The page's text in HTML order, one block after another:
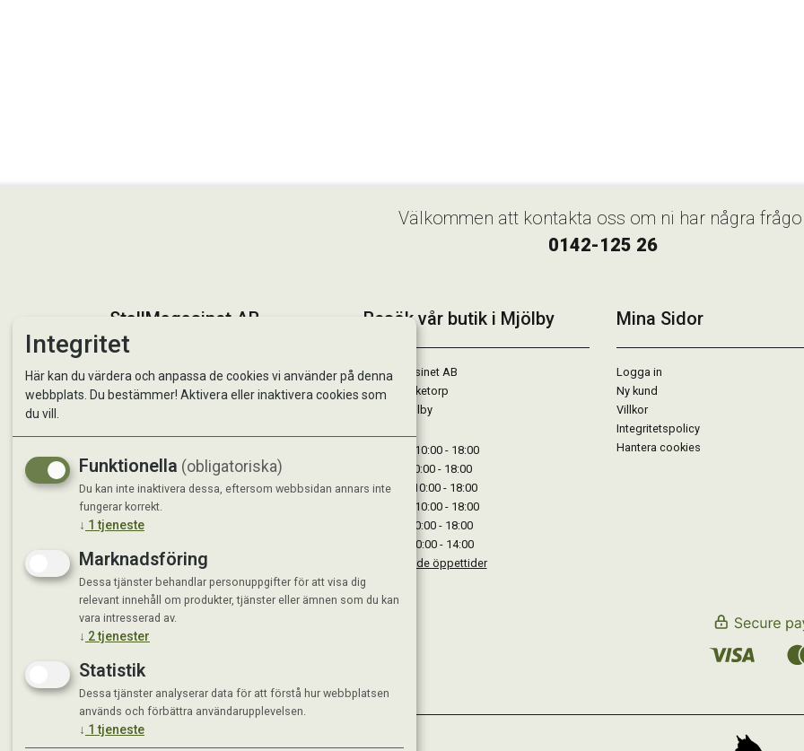
Välkommen att kontakta oss om ni har några
0142-125 26
StallMagasinet AB
Kontakta oss
Om oss
Besök vår butik i Mjölby
StallMagasinet AB
Västra Lärketorp
59595 Mjölby
Måndag : 10:00 - 18:00
Tisdag : 10:00 - 18:00
Onsdag : 10:00 - 18:00
Torsdag : 10:00 - 18:00
Fredag : 10:00 - 18:00
Lördag : 10:00 - 14:00
Se avvikande öppettider
Mina Sidor
Logga in
Ny kund
Villkor
Integritetspolicy
Hantera cookies
Integritet
Här kan du värdera och anpassa de cookies vi använder på denna
webbplats. Du bestämmer! Aktivera eller inaktivera cookies som
du vill.
Funktionella (obligatoriska)
Du kan inte inaktivera dessa, eftersom webbsidan annars inte
fungerar korrekt.
↓ 1 tjeneste
Marknadsföring
Dessa tjänster behandlar personuppgifter för att visa dig
relevant innehåll om produkter, tjänster eller ämnen som du kan
vara intresserad av.
↓ 2tjenester
Statistik
Dessa tjänster analyserar data för att förstå hur webbplatsen
används och förbättra användarupplevelsen.
↓ 1 tjeneste